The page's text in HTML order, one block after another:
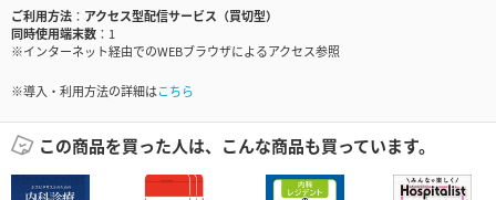
ご利用方法
アクセス型配信サービス（買切型）
同時使用端末数
1
※インターネット経由でのWEBブラウザによるアクセス参照
※導入・利用方法の詳細はこちら
この商品を買った人は、こんな商品も買っています。